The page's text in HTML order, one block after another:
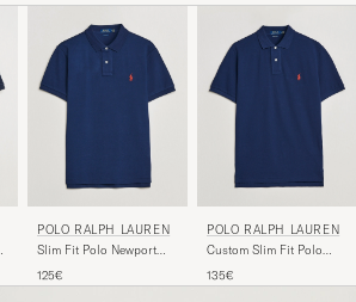
POLO RALPH LAUREN
Slim Fit Polo Newport
125€
POLO RALPH LAUREN
Custom Slim Fit Polo
135€